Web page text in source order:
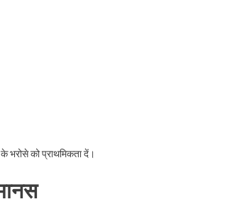
भरोसे को प्राथमिकता दें।